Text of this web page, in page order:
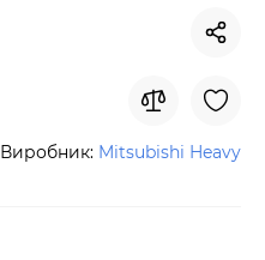
Виробник: Mitsubishi Heavy